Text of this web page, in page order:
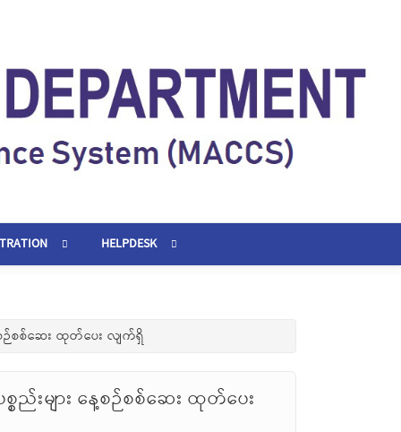
HELPDESK
စဉ်စစ်ဆေး ထုတ်ပေး လျက်ရှိ
ည်းများ နေ့စဉ်စစ်ဆေး ထုတ်ပေး